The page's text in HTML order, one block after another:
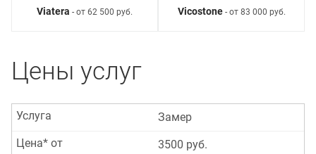
Viatera - от 62 500 руб. Vicostone- от 83 000 руб.
Цены услуг
Замер
Услуга
3500 руб.
Цена* от